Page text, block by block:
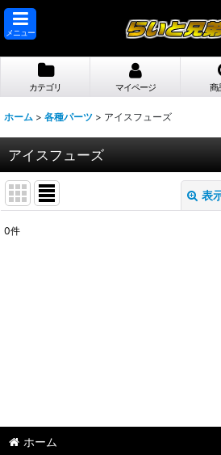
メニュー
カテゴリ マイページ 商
ホーム > 各種パーツ > アイスフューズ
アイスフューズ
表
0件
ホーム